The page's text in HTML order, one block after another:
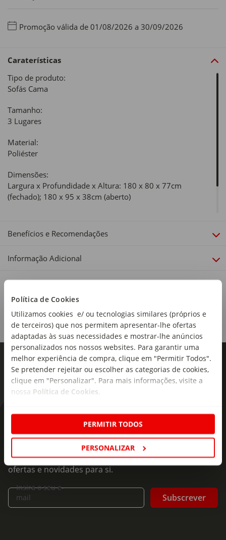
Política de Cookies
Utilizamos cookies e/ ou tecnologias similares (próprios e
de terceiros) que nos permitem apresentar-lhe ofertas
adaptadas às suas necessidades e mostrar-lhe anúncios
personalizados nos nossos websites. Para garantir uma
melhor experiência de compra, clique em "Permitir Todos".
Se pretender rejeitar ou escolher as categorias de cookies,
clique em "Personalizar". Para mais informações, visite a
nossa Política de Cookies
PERMITIR TODOS
PERSONALIZAR
Promoção válida de 01/08/2026 a 30/09/2026
Caraterísticas
Tipo de produto:
Sofás Cama
Tamanho:
3 Lugares
Material:
Poliéster
Dimensões:
Largura x Profundidade x Altura: 180 x 80 x 77cm
(fechado); 180 x 95 x 38cm (aberto)
Click Clack
Benefícios e Recomendações
Informação Adicional
As novidades mais frescas no
seu e-mail!
Subscreva e descubra campanhas exclusivas,
ofertas e novidades para si.
Insira o seu e-
mail
Subscrever